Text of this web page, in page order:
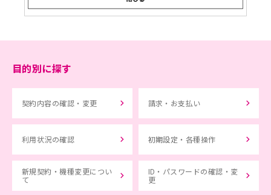
目的別に探す
契約内容の確認・変更 請求・お支払い
利用状況の確認 初期設定・各種操作
新規契約・機種変更につい
て
ID・パスワードの確認・変
更